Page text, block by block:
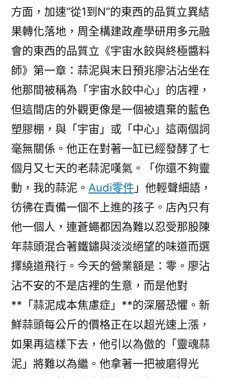
方面，加速“從1到N”的東西的品質立異結
果轉化落地，周全構建政產學研用多元融
會的東西的品質立《宇宙水餃與終極醬料
師》第一章：蒜泥與末日預兆廖沾沾坐在
他那間被稱為「宇宙水餃中心」的店裡，
但這間店的外觀更像是一個被遺棄的藍色
塑膠棚，與「宇宙」或「中心」這兩個詞
毫無關係。他正在對著一缸已經發酵了七
個月又七天的老蒜泥嘆氣。「你還不夠靈
動，我的蒜泥。 Audi零件 」他輕聲細語，
彷彿在責備一個不上進的孩子。店內只有
他一個人，連蒼蠅都因為難以忍受那股陳
年蒜頭混合著鐵鏽與淡淡絕望的味道而選
擇繞道飛行。今天的營業額是：零。廖沾
沾不安的不是店裡的生意，而是他對
**「蒜泥成本焦慮症」**的深層恐懼。新
鮮蒜頭每公斤的價格正在以超光速上漲，
如果再這樣下去，他引以為傲的「靈魂蒜
泥」將難以為繼。他拿著一把被磨得光